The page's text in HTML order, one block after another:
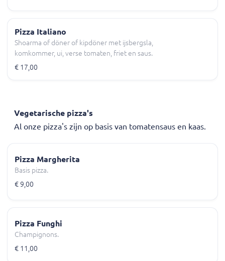
Pizza Italiano
Shoarma of döner of kipdöner met ijsbergsla,
komkommer, ui, verse tomaten, friet en saus.
€ 17,00
Vegetarische pizza's
Al onze pizza's zijn op basis van tomatensaus en kaas.
Pizza Margherita
Basis pizza.
€ 9,00
Pizza Funghi
Champignons.
€ 11,00